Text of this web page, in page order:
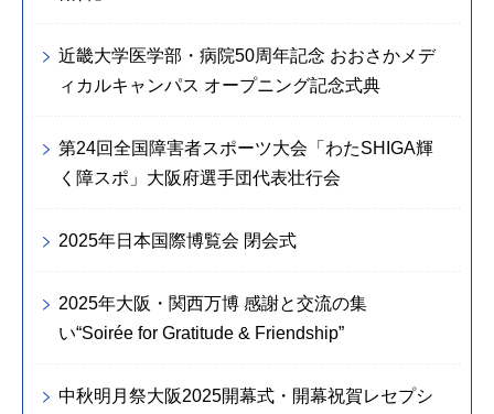
近畿大学医学部・病院50周年記念 おおさかメデ
ィカルキャンパス オープニング記念式典
第24回全国障害者スポーツ大会「わたSHIGA輝
く障スポ」大阪府選手団代表壮行会
2025年日本国際博覧会 閉会式
2025年大阪・関西万博 感謝と交流の集
い“Soirée for Gratitude & Friendship”
中秋明月祭大阪2025開幕式・開幕祝賀レセプシ